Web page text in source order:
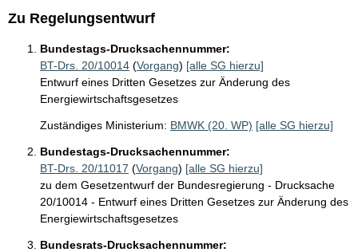
Zu Regelungsentwurf
Bundestags-Drucksachennummer:
BT-Drs. 20/10014 (Vorgang) [alle SG hierzu]
Entwurf eines Dritten Gesetzes zur Änderung des
Energiewirtschaftsgesetzes
Zuständiges Ministerium: BMWK (20. WP) [alle SG hierzu]
Bundestags-Drucksachennummer:
BT-Drs. 20/11017 (Vorgang) [alle SG hierzu]
zu dem Gesetzentwurf der Bundesregierung - Drucksache
20/10014 - Entwurf eines Dritten Gesetzes zur Änderung des
Energiewirtschaftsgesetzes
Bundesrats-Drucksachennummer: